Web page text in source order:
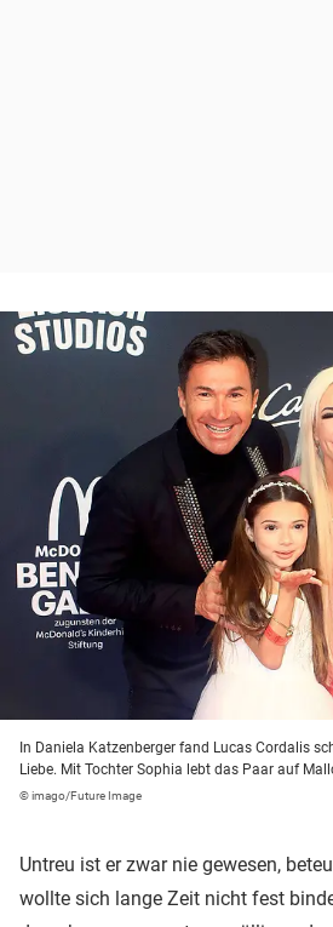
In Daniela Katzenberger fand Lucas Cordalis
Liebe. Mit Tochter Sophia lebt das Paar auf
© imago/Future Image
Untreu ist er zwar nie gewesen,
wollte sich lange Zeit nicht fest